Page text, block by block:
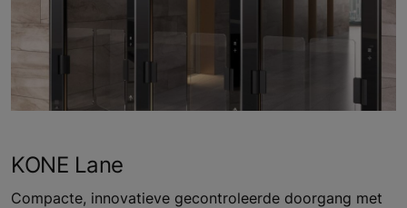
KONE Lane
Compacte, innovatieve gecontroleerde doorgang met